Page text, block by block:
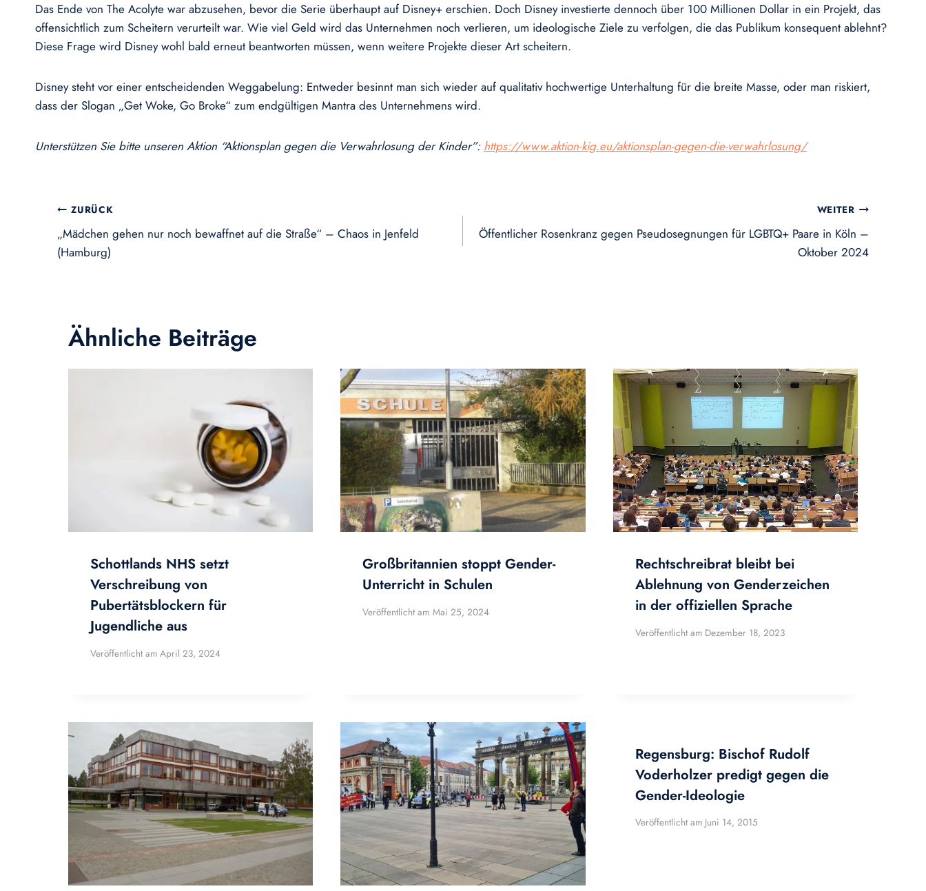
Das Ende von The Acolyte war abzusehen, bevor die Serie überhaupt auf Disney+ erschien. Doch Disney investierte dennoch über 100 Millionen Dollar in ein Projekt, das
offensichtlich zum Scheitern verurteilt war. Wie viel Geld wird das Unternehmen noch verlieren, um ideologische Ziele zu verfolgen, die das Publikum konsequent ablehnt?
Diese Frage wird Disney wohl bald erneut beantworten müssen, wenn weitere Projekte dieser Art scheitern.
Disney steht vor einer entscheidenden Weggabelung: Entweder besinnt man sich wieder auf qualitativ hochwertige Unterhaltung für die breite Masse, oder man riskiert,
dass der Slogan „Get Woke, Go Broke“ zum endgültigen Mantra des Unternehmens wird.
Unterstützen Sie bitte unseren Aktion “Aktionsplan gegen die Verwahrlosung der Kinder”: https://www.aktion-kig.eu/aktionsplan-gegen-die-verwahrlosung/
Beitragsnavigation
ZURÜCK
„Mädchen gehen nur noch bewaffnet auf die Straße“ – Chaos in Jenfeld
(Hamburg)
WEITER
Öffentlicher Rosenkranz gegen Pseudosegnungen für LGBTQ+ Paare in Köln –
Oktober 2024
Ähnliche Beiträge
Schottlands NHS setzt
Verschreibung von
Pubertätsblockern für
Jugendliche aus
Veröffentlicht am April 23, 2024
Großbritannien stoppt Gender-
Unterricht in Schulen
Veröffentlicht am Mai 25, 2024
Rechtschreibrat bleibt bei
Ablehnung von Genderzeichen
in der offiziellen Sprache
Veröffentlicht am Dezember 18, 2023
Regensburg: Bischof Rudolf
Voderholzer predigt gegen die
Gender-Ideologie
Veröffentlicht am Juni 14, 2015